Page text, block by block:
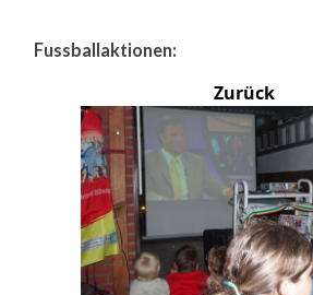
Fussballaktionen:
Zurück